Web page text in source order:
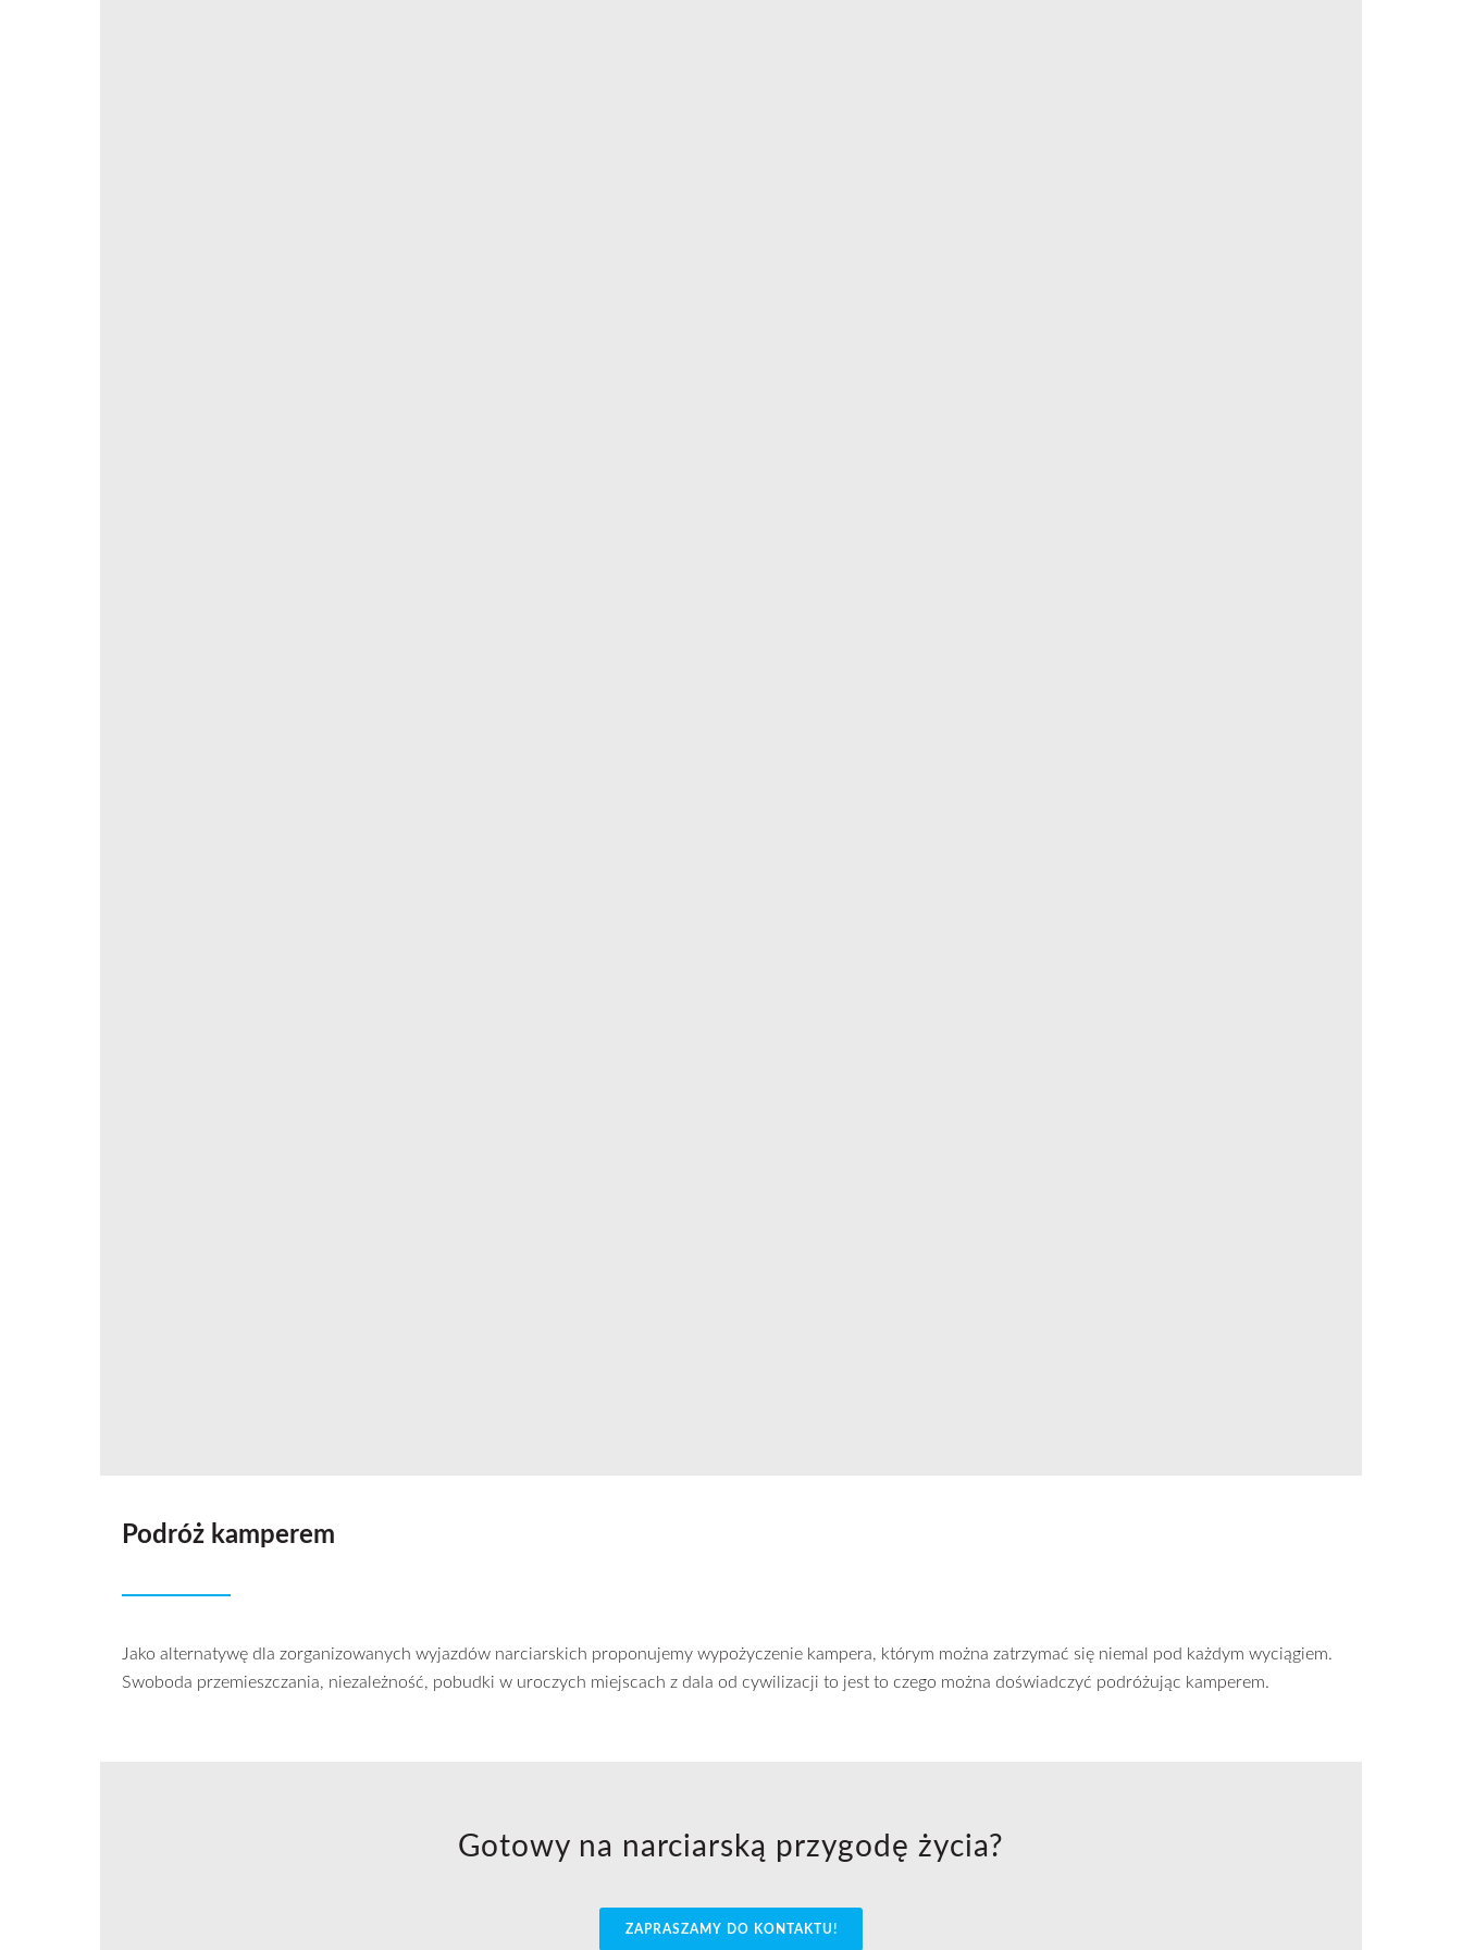
Podróż kamperem
Jako alternatywę dla zorganizowanych wyjazdów narciarskich proponujemy wypożyczenie kampera, którym można zatrzymać się niemal pod każdym wyciągiem.
Swoboda przemieszczania, niezależność, pobudki w uroczych miejscach z dala od cywilizacji to jest to czego można doświadczyć podróżując kamperem.
Gotowy na narciarską przygodę życia?
ZAPRASZAMY DO KONTAKTU!